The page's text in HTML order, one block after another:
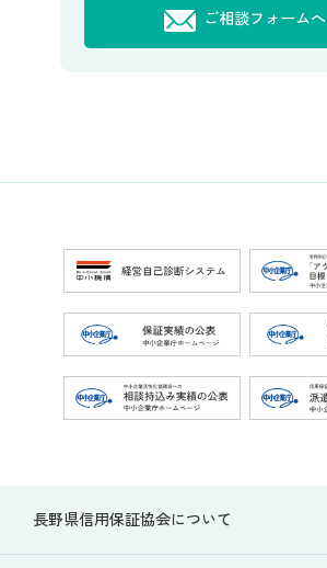
ご相談フォームへ
長野県信用保証協会について